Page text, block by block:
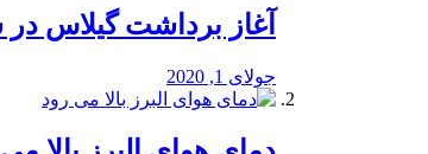
آغاز برداشت گیلاس در
جولای 1, 2020